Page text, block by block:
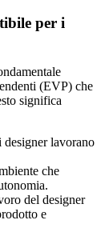
per i
(EVP) che
significa
designer lavorano
che
del designer
e